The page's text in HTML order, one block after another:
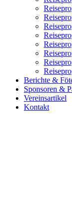
Berichte &
Sponsoren &
Vereinsartikel
Kontakt